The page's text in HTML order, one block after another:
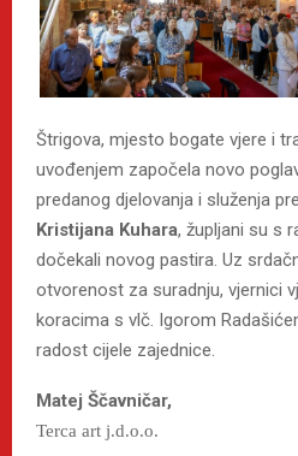
Štrigova, mjesto bogate vjere i
uvođenjem započela novo
predanog djelovanja i služenja
Kristijana Kuhara, župljani su s
dočekali novog pastira. Uz
otvorenost za suradnju, vjernici
koracima s vlč. Igorom
radost cijele zajednice.
Matej Ščavničar,
Terca art j.d.o.o.